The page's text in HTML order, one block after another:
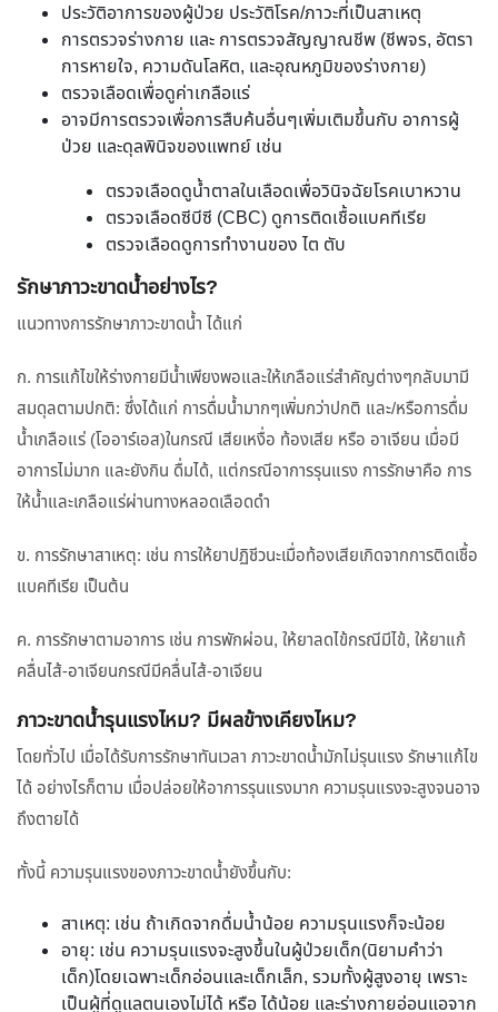
ประวัติอาการของผู้ป่วย ประวัติโรค/ภาวะที่เป็นสาเหตุ
การตรวจร่างกาย และ การตรวจสัญญาณชีพ (ชีพจร, อัตรา
การหายใจ, ความดันโลหิต, และอุณหภูมิของร่างกาย)
ตรวจเลือดเพื่อดูค่าเกลือแร่
อาจมีการตรวจเพื่อการสืบค้นอื่นๆเพิ่มเติมขึ้นกับ อาการผู้
ป่วย และดุลพินิจของแพทย์ เช่น
ตรวจเลือดดูน้ำตาลในเลือดเพื่อวินิจฉัยโรคเบาหวาน
ตรวจเลือดซีบีซี (CBC) ดูการติดเชื้อแบคทีเรีย
ตรวจเลือดดูการทำงานของ ไต ตับ
รักษาภาวะขาดน้ำอย่างไร?
แนวทางการรักษาภาวะขาดน้ำ ได้แก่
ก. การแก้ไขให้ร่างกายมีน้ำเพียงพอและให้เกลือแร่สำคัญต่างๆกลับมามี
สมดุลตามปกติ: ซึ่งได้แก่ การดื่มน้ำมากๆเพิ่มกว่าปกติ และ/หรือการดื่ม
น้ำเกลือแร่ (โออาร์เอส)ในกรณี เสียเหงื่อ ท้องเสีย หรือ อาเจียน เมื่อมี
อาการไม่มาก และยังกิน ดื่มได้, แต่กรณีอาการรุนแรง การรักษาคือ การ
ให้น้ำและเกลือแร่ผ่านทางหลอดเลือดดำ
ข. การรักษาสาเหตุ: เช่น การให้ยาปฏิชีวนะเมื่อท้องเสียเกิดจากการติดเชื้อ
แบคทีเรีย เป็นต้น
ค. การรักษาตามอาการ เช่น การพักผ่อน, ให้ยาลดไข้กรณีมีไข้, ให้ยาแก้
คลื่นไส้-อาเจียนกรณีมีคลื่นไส้-อาเจียน
ภาวะขาดน้ำรุนแรงไหม? มีผลข้างเคียงไหม?
โดยทั่วไป เมื่อได้รับการรักษาทันเวลา ภาวะขาดน้ำมักไม่รุนแรง รักษาแก้ไข
ได้ อย่างไรก็ตาม เมื่อปล่อยให้อาการรุนแรงมาก ความรุนแรงจะสูงจนอาจ
ถึงตายได้
ทั้งนี้ ความรุนแรงของภาวะขาดน้ำยังขึ้นกับ:
สาเหตุ: เช่น ถ้าเกิดจากดื่มน้ำน้อย ความรุนแรงก็จะน้อย
อายุ: เช่น ความรุนแรงจะสูงขึ้นในผู้ป่วยเด็ก(นิยามคำว่า
เด็ก)โดยเฉพาะเด็กอ่อนและเด็กเล็ก, รวมทั้งผู้สูงอายุ เพราะ
เป็นผู้ที่ดูแลตนเองไม่ได้ หรือ ได้น้อย และร่างกายอ่อนแอจาก